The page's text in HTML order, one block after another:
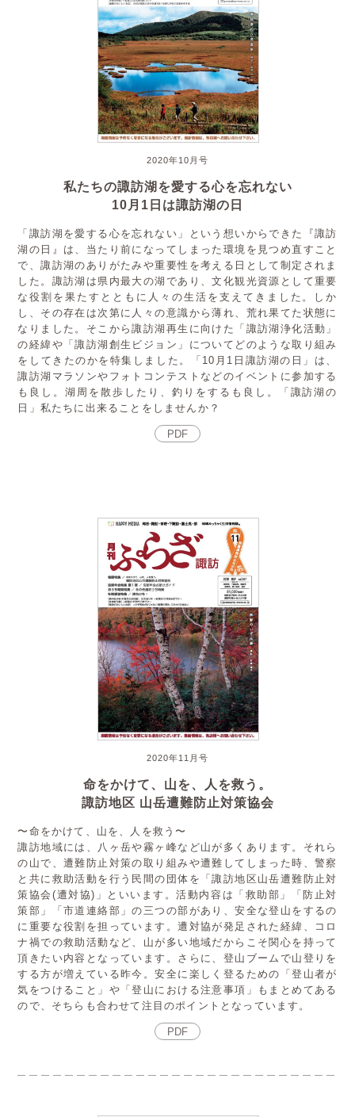
2020年10月号
私たちの諏訪湖を愛する心を忘れない
10月1日は諏訪湖の日
「諏訪湖を愛する心を忘れない」という想いからできた『諏訪
湖の日』は、当たり前になってしまった環境を見つめ直すこと
で、諏訪湖のありがたみや重要性を考える日として制定されま
した。諏訪湖は県内最大の湖であり、文化観光資源として重要
な役割を果たすとともに人々の生活を支えてきました。しか
し、その存在は次第に人々の意識から薄れ、荒れ果てた状態に
なりました。そこから諏訪湖再生に向けた「諏訪湖浄化活動」
の経緯や「諏訪湖創生ビジョン」についてどのような取り組み
をしてきたのかを特集しました。「10月1日諏訪湖の日」は、
諏訪湖マラソンやフォトコンテストなどのイベントに参加する
も良し。湖周を散歩したり、釣りをするも良し。「諏訪湖の
日」私たちに出来ることをしませんか？
PDF
2020年11月号
命をかけて、山を、人を救う。
諏訪地区 山岳遭難防止対策協会
〜命をかけて、山を、人を救う〜
諏訪地域には、八ヶ岳や霧ヶ峰など山が多くあります。それら
の山で、遭難防止対策の取り組みや遭難してしまった時、警察
と共に救助活動を行う民間の団体を「諏訪地区山岳遭難防止対
策協会(遭対協)」といいます。活動内容は「救助部」「防止対
策部」「市道連絡部」の三つの部があり、安全な登山をするの
に重要な役割を担っています。遭対協が発足された経緯、コロ
ナ禍での救助活動など、山が多い地域だからこそ関心を持って
頂きたい内容となっています。さらに、登山ブームで山登りを
する方が増えている昨今。安全に楽しく登るための「登山者が
気をつけること」や「登山における注意事項」もまとめてある
ので、そちらも合わせて注目のポイントとなっています。
PDF